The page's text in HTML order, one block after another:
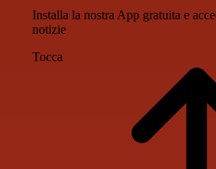
Installa la nostra App gratuita e
notizie
Tocca